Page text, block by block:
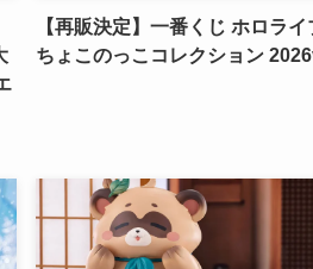
【再販決定】一番くじ ホロライ
ちょこのっこコレクション